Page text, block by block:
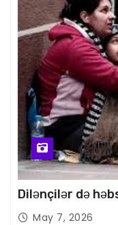
Dilənçilər də
May 7, 2026